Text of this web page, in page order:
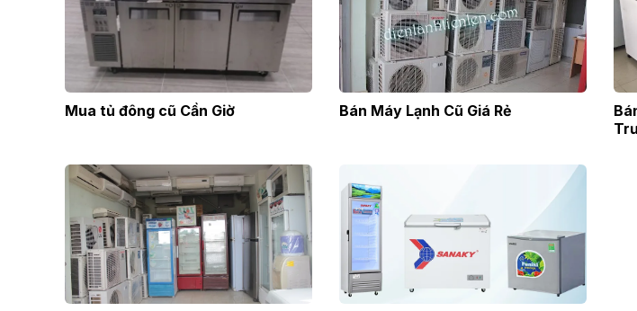
Mua tủ đông cũ Cần Giờ Bán Máy Lạnh Cũ Giá Rẻ